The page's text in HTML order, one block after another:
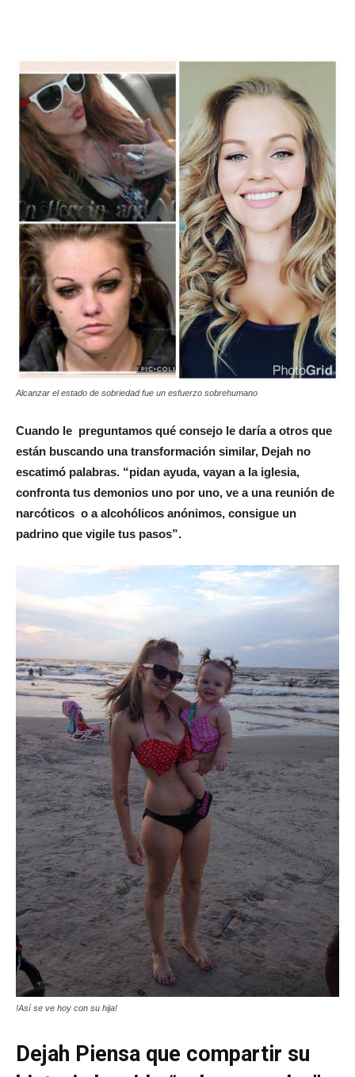
Alcanzar el estado de sobriedad fue un esfuerzo sobrehumano
Cuando le preguntamos qué consejo le daría a otros que
están buscando una transformación similar, Dejah no
escatimó palabras. “pidan ayuda, vayan a la iglesia,
confronta tus demonios uno por uno, ve a una reunión de
narcóticos o a alcohólicos anónimos, consigue un
padrino que vigile tus pasos”.
!Así se ve hoy con su hija!
Dejah Piensa que compartir su